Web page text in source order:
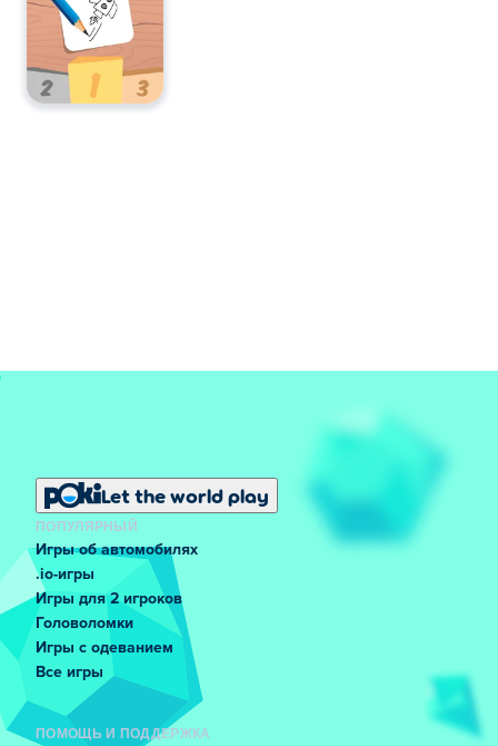
Let the world play
ПОПУЛЯРНЫЙ
Игры об автомобилях
.io-игры
Игры для 2 игроков
Головоломки
Игры с одеванием
Все игры
ПОМОЩЬ И ПОДДЕРЖКА